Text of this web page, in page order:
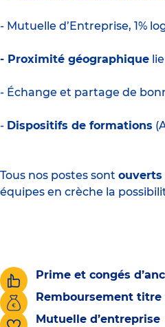
- Mutuelle d’Entreprise, 1%
- Proximité géographique
- Échange et partage de
- Dispositifs de formations
Tous nos postes sont ouverts
équipes en crèche la
Prime et congés
Remboursement titre
Mutuelle d’entreprise